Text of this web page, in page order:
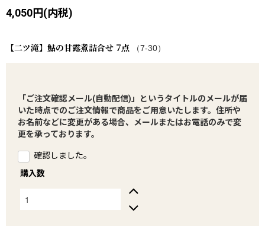
4,050円(内税)
【二ツ滝】鮎の甘露煮詰合せ 7点 （7-30）
「ご注文確認メール(自動配信)」というタイトルのメールが届
いた時点でのご注文情報で商品をご用意いたします。住所や
お名前などに変更がある場合、メールまたはお電話のみで変
更を承っております。
確認しました。
購入数